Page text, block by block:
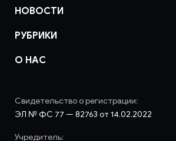
НАС
НОВОСТИ
РУБРИКИ
О НАС
Свидетельство о регистрации:
ЭЛ № ФС 77 — 82763 от 14.02.2022
Учредитель: